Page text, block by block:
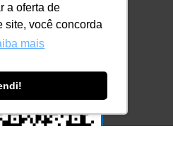
a oferta de
site, você concorda
mais